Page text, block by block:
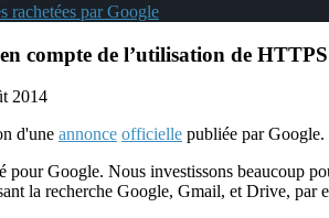
rachetées par Google
compte de l’utilisation de
2014
d'une annonce officielle publiée par Google.
pour Google. Nous investissons beaucoup
la recherche Google, Gmail, et Drive, par